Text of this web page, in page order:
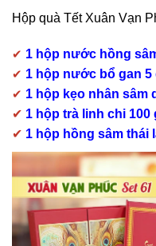
Hộp quà Tết Xuân Vạn
✔ 1 hộp nước hồng
✔ 1 hộp nước bổ gan 5
✔ 1 hộp kẹo nhân sâm
✔ 1 hộp trà linh chi 100
✔ 1 hộp hồng sâm thái